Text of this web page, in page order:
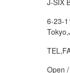
J-SIX
6-23-
Open